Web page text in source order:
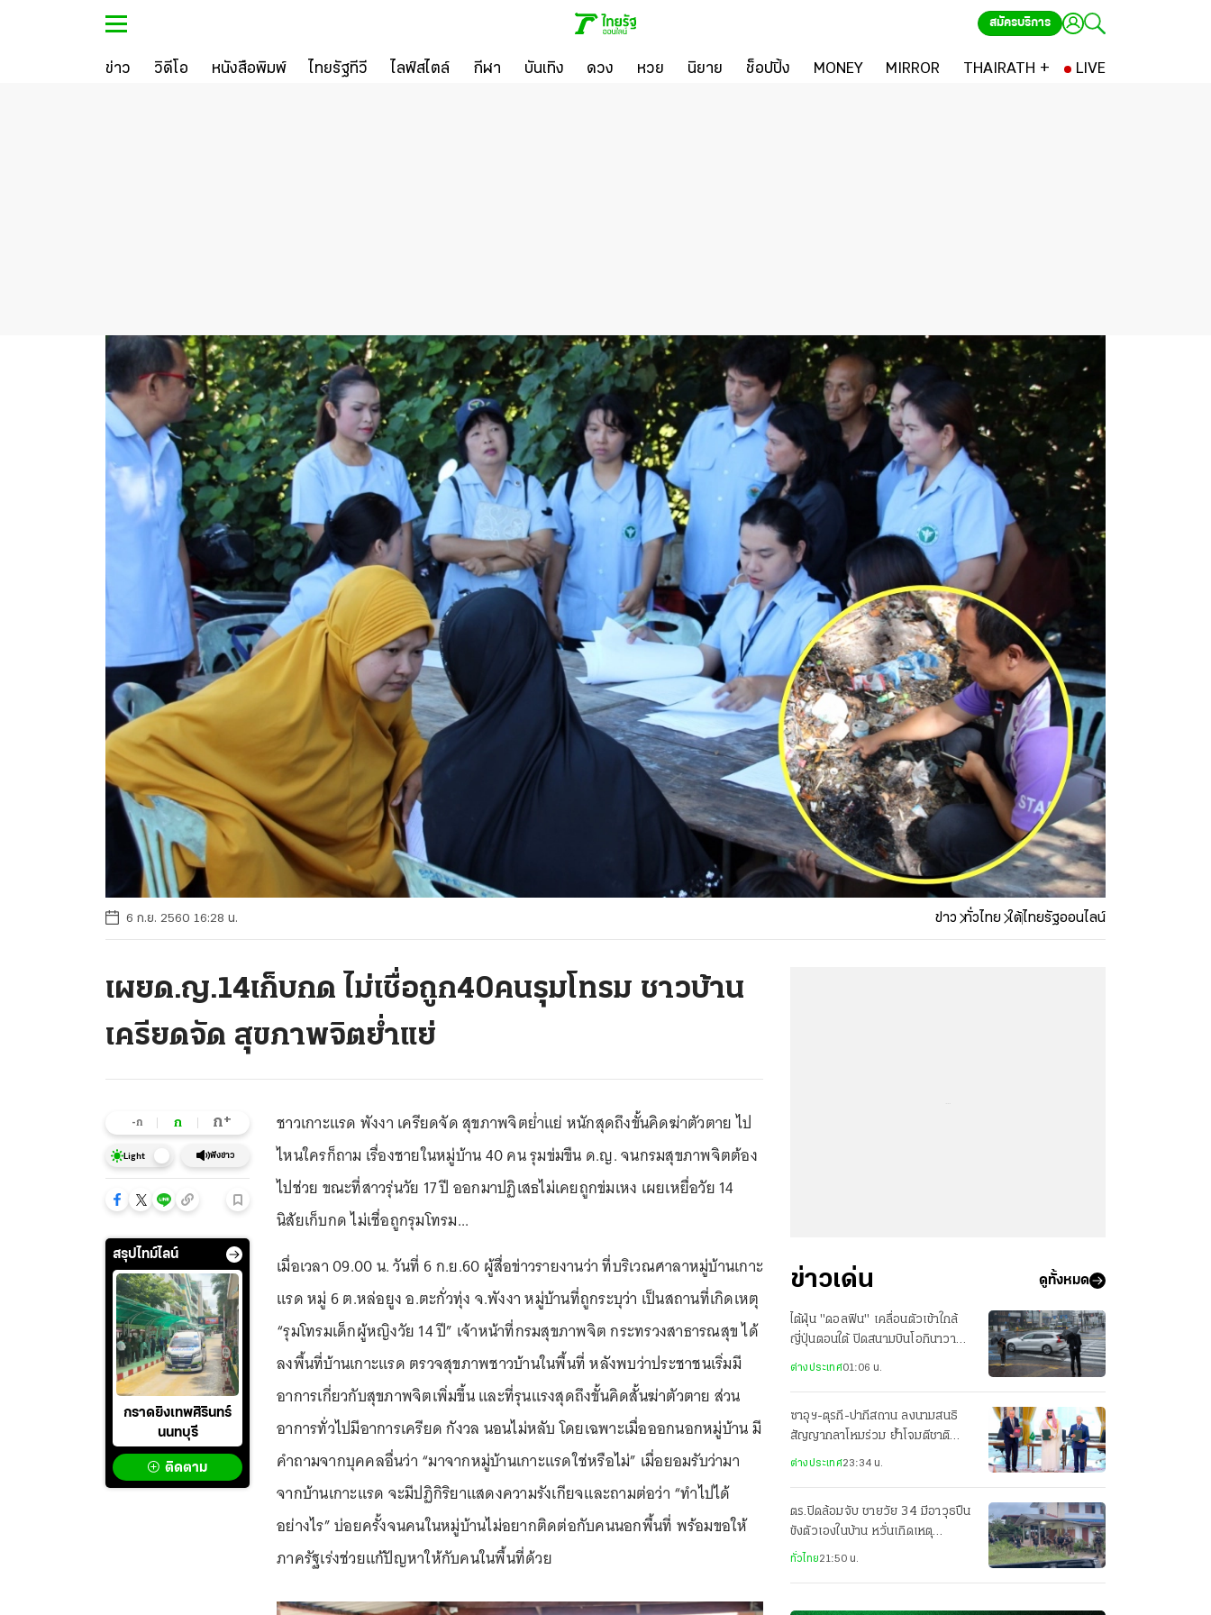
สมัครบริการ
ข่าว วิดีโอ หนังสือพิมพ์ ไทยรัฐทีวี ไลฟ์สไตล์ กีฬา บันเทิง ดวง หวย นิยาย ช็อปปิ้ง MONEY MIRROR THAIRATH + LIVE
6 ก.ย. 2560 16:28 น. ข่าว ทั่วไทย ใต้ไทยรัฐออนไลน์
เผยด.ญ.14เก็บกด ไม่เชื่อถูก40คนรุมโทรม ชาวบ้าน
เครียดจัด สุขภาพจิตย่ำแย่
-ก ก ก+
Light ฟังข่าว
สรุปไทม์ไลน์
กราดยิงเทพศิรินทร์
นนทบุรี
ติดตาม
ชาวเกาะแรด พังงา เครียดจัด สุขภาพจิตย่ำแย่ หนักสุดถึงขั้นคิดฆ่าตัวตาย ไป
ไหนใครก็ถาม เรื่องชายในหมู่บ้าน 40 คน รุมข่มขืน ด.ญ. จนกรมสุขภาพจิตต้อง
ไปช่วย ขณะที่สาวรุ่นวัย 17 ปี ออกมาปฏิเสธไม่เคยถูกข่มเหง เผยเหยื่อวัย 14
นิสัยเก็บกด ไม่เชื่อถูกรุมโทรม...
เมื่อเวลา 09.00 น. วันที่ 6 ก.ย.60 ผู้สื่อข่าวรายงานว่า ที่บริเวณศาลาหมู่บ้านเกาะ
แรด หมู่ 6 ต.หล่อยูง อ.ตะกั่วทุ่ง จ.พังงา หมู่บ้านที่ถูกระบุว่า เป็นสถานที่เกิดเหตุ
“รุมโทรมเด็กผู้หญิงวัย 14 ปี” เจ้าหน้าที่กรมสุขภาพจิต กระทรวงสาธารณสุข ได้
ลงพื้นที่บ้านเกาะแรด ตรวจสุขภาพชาวบ้านในพื้นที่ หลังพบว่าประชาชนเริ่มมี
อาการเกี่ยวกับสุขภาพจิตเพิ่มขึ้น และที่รุนแรงสุดถึงขั้นคิดสั้นฆ่าตัวตาย ส่วน
อาการทั่วไปมีอาการเครียด กังวล นอนไม่หลับ โดยเฉพาะเมื่อออกนอกหมู่บ้าน มี
คำถามจากบุคคลอื่นว่า “มาจากหมู่บ้านเกาะแรดใช่หรือไม่” เมื่อยอมรับว่ามา
จากบ้านเกาะแรด จะมีปฏิกิริยาแสดงความรังเกียจและถามต่อว่า “ทำไปได้
อย่างไร” บ่อยครั้งจนคนในหมู่บ้านไม่อยากติดต่อกับคนนอกพื้นที่ พร้อมขอให้
ภาครัฐเร่งช่วยแก้ปัญหาให้กับคนในพื้นที่ด้วย
ข่าวเด่น ดูทั้งหมด
ไต้ฝุ่น "ดอลฟิน" เคลื่อนตัวเข้าใกล้
ญี่ปุ่นตอนใต้ ปิดสนามบินโอกินาวา
อพยพประชาชน-เจ็บ 3 ราย
ต่างประเทศ01:06 น.
ซาอุฯ-ตุรกี-ปากีสถาน ลงนามสนธิ
สัญญากลาโหมร่วม ย้ำโจมตีชาติ
เดียวเท่ากับโจมตีทั้ง 3 ประเทศ
ต่างประเทศ23:34 น.
ตร.ปิดล้อมจับ ชายวัย 34 มีอาวุธปืน
ขังตัวเองในบ้าน หวั่นเกิดเหตุ
อันตราย
ทั่วไทย21:50 น.